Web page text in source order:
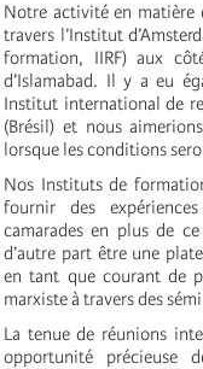
Notre activité en matière
travers l’Institut
formation, IIRF) aux
d’Islamabad. Il y a eu
Institut international de
(Brésil) et nous
lorsque les conditions
Nos Instituts de
fournir des
camarades en plus de
d’autre part être une
en tant que courant de
marxiste à travers des
La tenue de réunions
opportunité précieuse